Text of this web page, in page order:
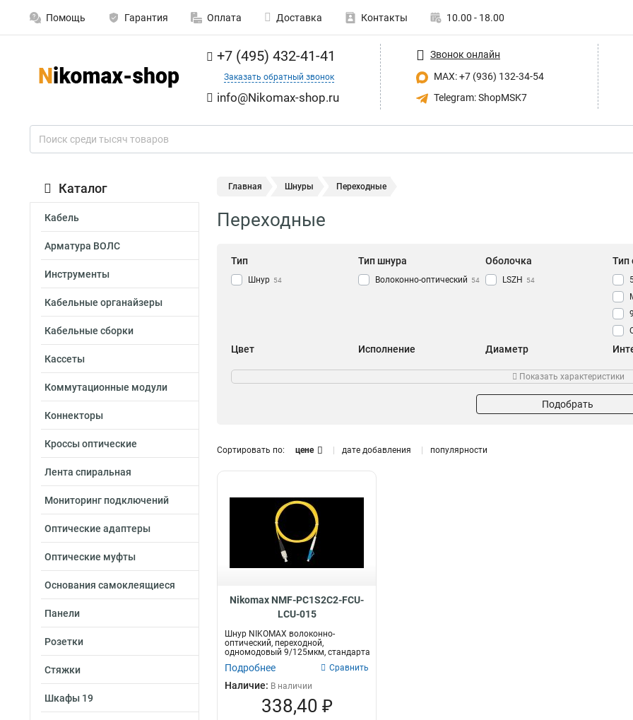
Помощь Гарантия Оплата Доставка Контакты 10.00 - 18.00
+7 (495) 432-41-41
Заказать обратный звонок
info@Nikomax-shop.ru
Звонок онлайн
MAX: +7 (936) 132-34-54
Telegram: ShopMSK7
Каталог
Кабель
Арматура ВОЛС
Инструменты
Кабельные органайзеры
Кабельные сборки
Кассеты
Коммутационные модули
Коннекторы
Кроссы оптические
Лента спиральная
Мониторинг подключений
Оптические адаптеры
Оптические муфты
Основания самоклеящиеся
Панели
Розетки
Стяжки
Шкафы 19
Главная Шнуры Переходные
Переходные
Тип
Шнур 54
Тип шнура
Волоконно-оптический 54
Оболочка
LSZH 54
Тип
Цвет
Аква 3
Желтый 37
Исполнение
Одинарный 22
Двойной 32
Диаметр
2мм 54
Показать характеристики
Подобрать
Сортировать по: цене дате добавления популярности
Nikomax NMF-PC1S2C2-FCU-
LCU-015
Шнур NIKOMAX волоконно-
оптический, переходной,
одномодовый 9/125мкм, стандарта
OS2, FC/UPC-LC/U...
Подробнее Сравнить
Наличие: В наличии
338,40 ₽